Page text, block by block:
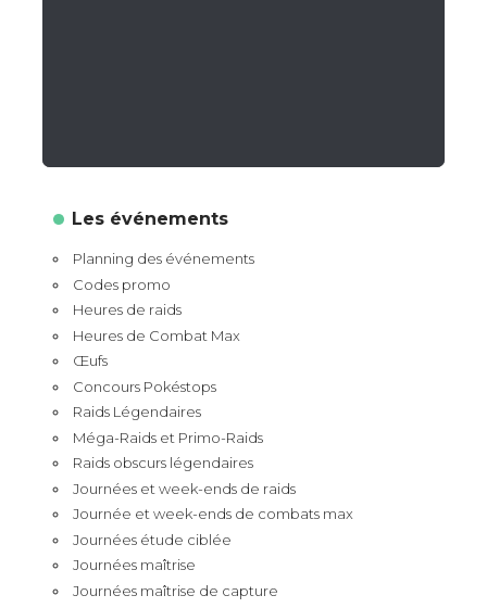
Les événements
Planning des événements
Codes promo
Heures de raids
Heures de Combat Max
Œufs
Concours Pokéstops
Raids Légendaires
Méga-Raids et Primo-Raids
Raids obscurs légendaires
Journées et week-ends de raids
Journée et week-ends de combats max
Journées étude ciblée
Journées maîtrise
Journées maîtrise de capture